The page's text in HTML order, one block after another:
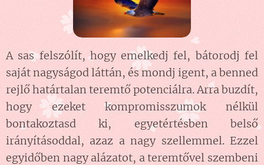
A sas felszólít, hogy emelkedj fel, bátorodj fel
saját nagyságod láttán, és mondj igent, a benned
rejlő határtalan teremtő potenciálra. Arra buzdít,
hogy ezeket kompromisszumok nélkül
bontakoztasd ki, egyetértésben belső
irányításoddal, azaz a nagy szellemmel. Ezzel
egyidőben nagy alázatot, a teremtővel szembeni